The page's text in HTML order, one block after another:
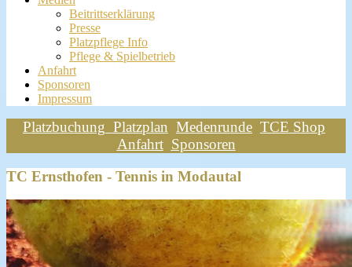
Beitrittserklärung
Presse
Platzpflege Info
Pflege & Spielbetrieb
Anfahrt
Sponsoren
Impressum
Platzbuchung Platzplan Medenrunde TCE Shop
Anfahrt Sponsoren
TC Ernsthofen - Tennis in Modautal